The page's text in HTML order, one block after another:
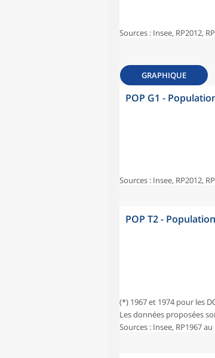
Sources : Insee, RP2012,
GRAPHIQUE
POP G1 -
Sources : Insee, RP2012,
POP T2 -
(*) 1967 et 1974 pour les
Les données proposées
Sources : Insee, RP1967